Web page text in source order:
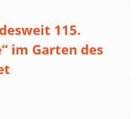
115.
im Garten des